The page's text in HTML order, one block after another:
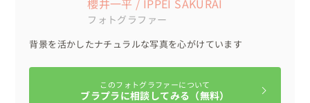
フォトグラファー
背景を活かしたナチュラルな写真を心がけています
このフォトグラファーについて
ブラプラに相談してみる（無料）